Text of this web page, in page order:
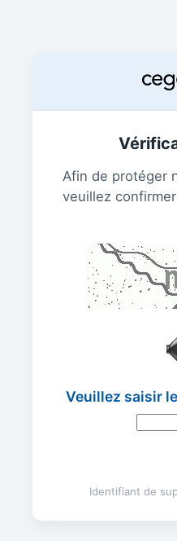
Afin de protéger
veuillez
Veuillez saisir
Identifiant de